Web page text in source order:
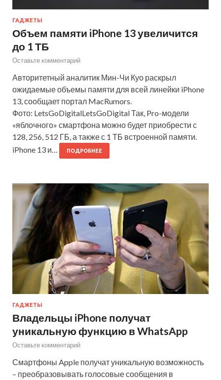
ГАДЖЕТЫ
Объем памяти iPhone 13 увеличится
до 1 ТБ
Оставьте комментарий
Авторитетный аналитик Мин-Чи Куо раскрыл
ожидаемые объемы памяти для всей линейки iPhone
13, сообщает портал MacRumors.
Фото: LetsGoDigitalLetsGoDigital Так, Pro-модели
«яблочного» смартфона можно будет приобрести с
128, 256, 512 ГБ, а также с 1 ТБ встроенной памяти.
iPhone 13 и…
ПОДРОБНЕЕ
ГАДЖЕТЫ
Владельцы iPhone получат
уникальную функцию в WhatsApp
Оставьте комментарий
Смартфоны Apple получат уникальную возможность
– преобразовывать голосовые сообщения в